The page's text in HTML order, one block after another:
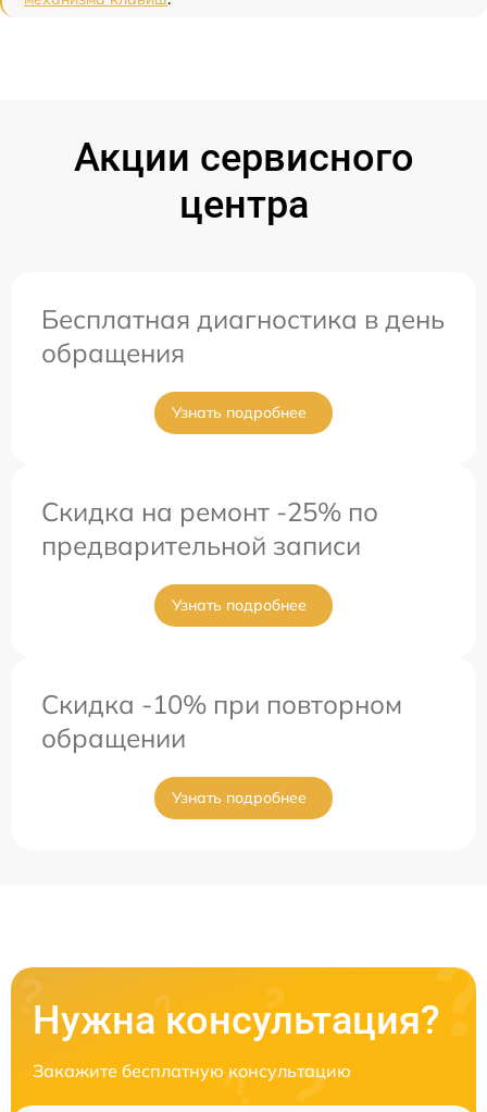
Акции сервисного
центра
Бесплатная диагностика в день
обращения
Узнать подробнее
Скидка на ремонт -25% по
предварительной записи
Узнать подробнее
Скидка -10% при повторном
обращении
Узнать подробнее
Нужна консультация?
Закажите бесплатную консультацию